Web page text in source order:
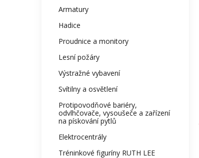
Armatury
Hadice
Proudnice a monitory
Lesní požáry
Výstražné vybavení
Svítilny a osvětlení
Protipovodňové bariéry,
odvlhčovače, vysoušeče a zařízení
na pískování pytlů
Elektrocentrály
Tréninkové figuríny RUTH LEE